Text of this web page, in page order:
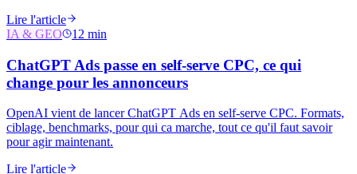
Lire l'article
IA & GEO
12 min
ChatGPT Ads passe en self-serve CPC, ce qui
change pour les annonceurs
OpenAI vient de lancer ChatGPT Ads en self-serve CPC. Formats,
ciblage, benchmarks, pour qui ca marche, tout ce qu'il faut savoir
pour agir maintenant.
Lire l'article